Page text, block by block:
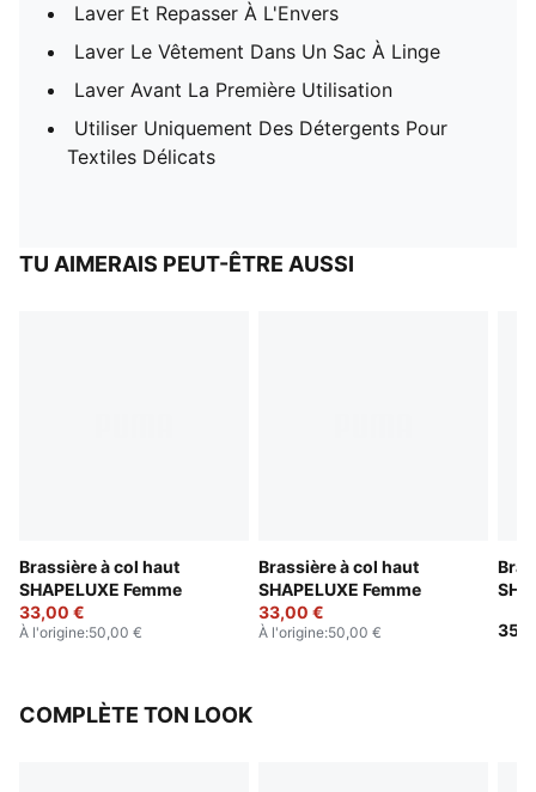
Laver Et Repasser À L'Envers
Laver Le Vêtement Dans Un Sac À Linge
Laver Avant La Première Utilisation
Utiliser Uniquement Des Détergents Pour
Textiles Délicats
TU AIMERAIS PEUT-ÊTRE AUSSI
Brassière à col haut
SHAPELUXE Femme
33,00 €
À l'origine:50,00 €
Brassière à col haut
SHAPELUXE Femme
33,00 €
À l'origine:50,00 €
COMPLÈTE TON LOOK